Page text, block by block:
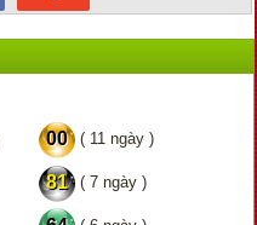
00 ( 11 ngày )
81 ( 7 ngày )